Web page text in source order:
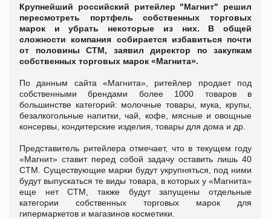
Крупнейший российский ритейлер "Магнит" решил
пересмотреть портфель собственных торговых
марок и убрать некоторые из них. В общей
сложности компания собирается избавиться почти
от половины СТМ, заявил директор по закупкам
собственных торговых марок «Магнита».
По данным сайта «Магнита», ритейлер продает под
собственными брендами более 1000 товаров в
большинстве категорий: молочные товары, мука, крупы,
безалкогольные напитки, чай, кофе, мясные и овощные
консервы, кондитерские изделия, товары для дома и др.
Представитель ритейлера отмечает, что в текущем году
«Магнит» ставит перед собой задачу оставить лишь 40
СТМ. Существующие марки будут укрупняться, под ними
будут выпускаться те виды товара, в которых у «Магнита»
еще нет СТМ, также будут запущены отдельные
категории собственных торговых марок для
гипермаркетов и магазинов косметики.